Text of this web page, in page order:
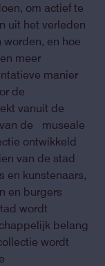
om actief te
uit het verleden
en hoe
meer
manier
de
vanuit de
de museale
ontwikkeld
van de stad
en kunstenaars,
en burgers
wordt
belang
wordt